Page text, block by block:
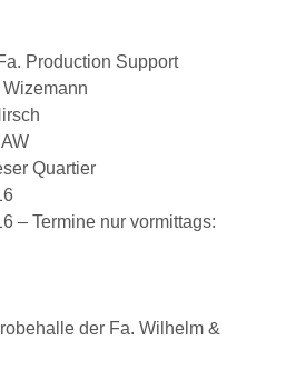
Production Support
Wizemann
Quartier
– Termine nur vormittags:
der Fa. Wilhelm &